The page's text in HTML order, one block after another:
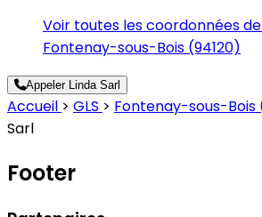
Voir toutes les coordonnées de
Fontenay-sous-Bois (94120)
Appeler Linda Sarl
Accueil > GLS > Fontenay-sous-Bois
Sarl
Footer